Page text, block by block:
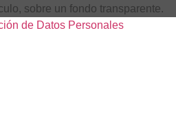
de Datos Personales